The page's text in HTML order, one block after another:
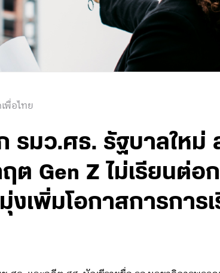
พื่อไทย
มว.ศธ. รัฐบาลใหม่
ต Gen Z ไม่เรียนต่อ
งเพิ่มโอกาสการกา